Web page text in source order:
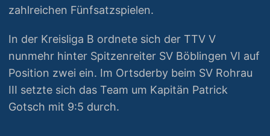
zahlreichen Fünfsatzspielen.
In der Kreisliga B ordnete sich der TTV V
nunmehr hinter Spitzenreiter SV Böblingen VI auf
Position zwei ein. Im Ortsderby beim SV Rohrau
III setzte sich das Team um Kapitän Patrick
Gotsch mit 9:5 durch.